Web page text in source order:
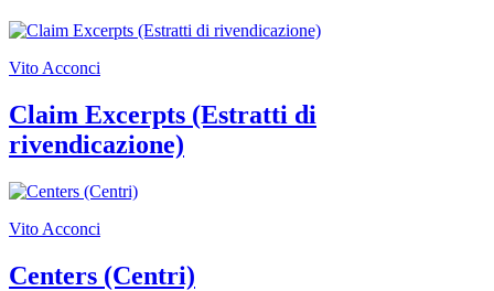
Vito Acconci
Claim Excerpts (Estratti di
rivendicazione)
Vito Acconci
Centers (Centri)